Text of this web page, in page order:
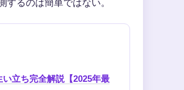
るのは簡単ではない。
立ち完全解説【2025年最